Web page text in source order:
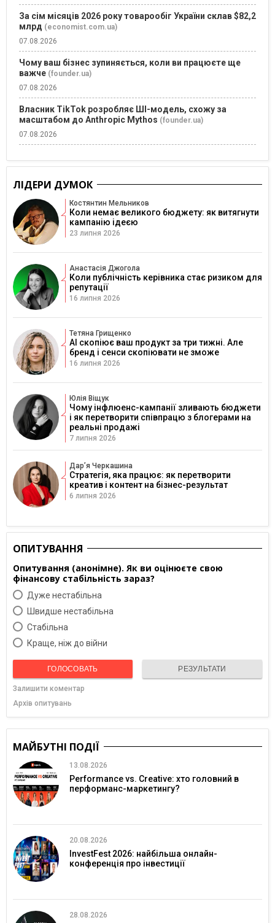
За сім місяців 2026 року товарообіг України склав $82,2
млрд (economist.com.ua)
07.08.2026
Чому ваш бізнес зупиняється, коли ви працюєте ще
важче (founder.ua)
07.08.2026
Власник TikTok розробляє ШІ-модель, схожу за
масштабом до Anthropic Mythos (founder.ua)
07.08.2026
ЛІДЕРИ ДУМОК
Костянтин Мельников
Коли немає великого бюджету: як витягнути
кампанію ідеєю
23 липня 2026
Анастасія Джогола
Коли публічність керівника стає ризиком для
репутації
16 липня 2026
Тетяна Грищенко
AI скопіює ваш продукт за три тижні. Але
бренд і сенси скопіювати не зможе
16 липня 2026
Юлія Віщук
Чому інфлюенс-кампанії зливають бюджети
і як перетворити співпрацю з блогерами на
реальні продажі
7 липня 2026
Дарʼя Черкашина
Стратегія, яка працює: як перетворити
креатив і контент на бізнес-результат
6 липня 2026
ОПИТУВАННЯ
Опитування (анонімне). Як ви оцінюєте свою
фінансову стабільність зараз?
Дуже нестабільна
Швидше нестабільна
Cтабільна
Краще, ніж до війни
ГОЛОСОВАТЬ РЕЗУЛЬТАТИ
Залишити коментар
Архів опитувань
МАЙБУТНІ ПОДІЇ
13.08.2026
Performance vs. Creative: хто головний в
перформанс-маркетингу?
20.08.2026
InvestFest 2026: найбільша онлайн-
конференція про інвестиції
28.08.2026